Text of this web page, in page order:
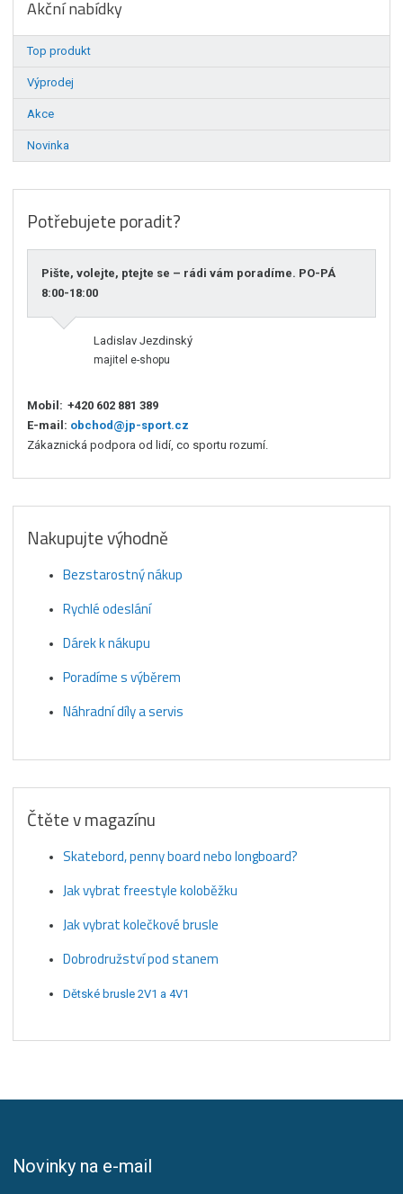
Akční nabídky
Top produkt
Výprodej
Akce
Novinka
Potřebujete poradit?
Pište, volejte, ptejte se – rádi vám poradíme. PO-PÁ
8:00-18:00
Ladislav Jezdinský
majitel e-shopu
Mobil: +420 602 881 389
E-mail: obchod@jp-sport.cz
Zákaznická podpora od lidí, co sportu rozumí.
Nakupujte výhodně
Bezstarostný nákup
Rychlé odeslání
Dárek k nákupu
Poradíme s výběrem
Náhradní díly a servis
Čtěte v magazínu
Skatebord, penny board nebo longboard?
Jak vybrat freestyle koloběžku
Jak vybrat kolečkové brusle
Dobrodružství pod stanem
Dětské brusle 2V1 a 4V1
Novinky na e-mail